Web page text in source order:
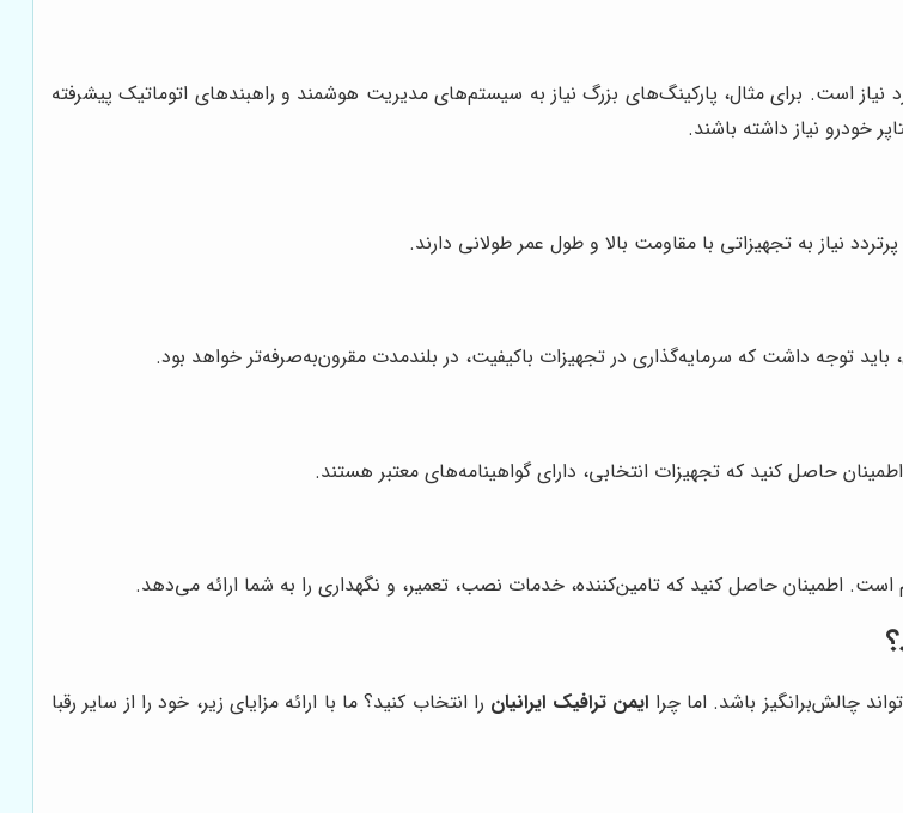
نیاز است. برای مثال، پارکینگ‌های بزرگ نیاز به سیستم‌های مدیریت هوشمند و راهبندهای اتوماتیک پیشرفته
خودرو نیاز داشته باشند.
نیاز به تجهیزاتی با مقاومت بالا و طول عمر طولانی دارند.
توجه داشت که سرمایه‌گذاری در تجهیزات باکیفیت، در بلندمدت مقرون‌به‌صرفه‌تر خواهد بود.
حاصل کنید که تجهیزات انتخابی، دارای گواهینامه‌های معتبر هستند.
اطمینان حاصل کنید که تامین‌کننده، خدمات نصب، تعمیر، و نگهداری را به شما ارائه می‌دهد.
چالش‌برانگیز باشد. اما چرا ایمن ترافیک ایرانیان را انتخاب کنید؟ ما با ارائه مزایای زیر، خود را از سایر رقبا